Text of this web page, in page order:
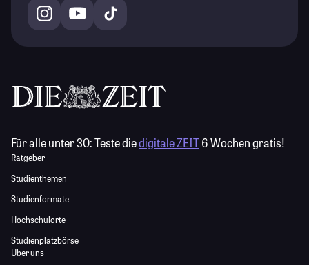
Für alle unter 30:Teste diedigitale ZEIT6 Wochen gratis!
Ratgeber
Studienthemen
Studienformate
Hochschulorte
Studienplatzbörse
Über uns